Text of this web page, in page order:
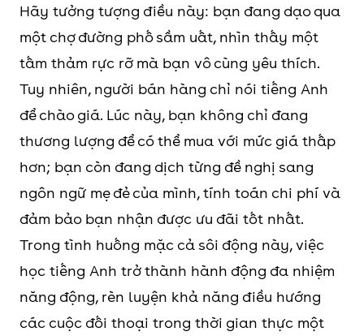
Hãy tưởng tượng điều này: bạn đang dạo qua
một chợ đường phố sầm uất, nhìn thấy một
tấm thảm rực rỡ mà bạn vô cùng yêu thích.
Tuy nhiên, người bán hàng chỉ nói tiếng Anh
để chào giá. Lúc này, bạn không chỉ đang
thương lượng để có thể mua với mức giá thấp
hơn; bạn còn đang dịch từng đề nghị sang
ngôn ngữ mẹ đẻ của mình, tính toán chi phí và
đảm bảo bạn nhận được ưu đãi tốt nhất.
Trong tình huống mặc cả sôi động này, việc
học tiếng Anh trở thành hành động đa nhiệm
năng động, rèn luyện khả năng điều hướng
các cuộc đối thoại trong thời gian thực một